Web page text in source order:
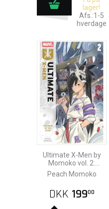
lager!
Afs.:1-5
hverdage
Ultimate X-Men by
Momoko vol. 2:
Children of the Atom
Peach Momoko
DKK 19900